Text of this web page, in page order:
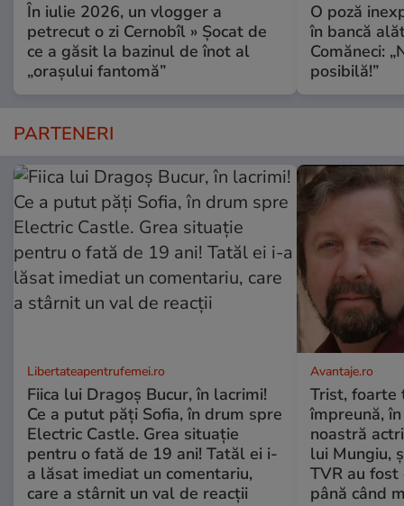
În iulie 2026, un vlogger a
petrecut o zi Cernobîl » Șocat de
ce a găsit la bazinul de înot al
„orașului fantomă”
O poză
în bancă
Comăneci:
posibilă!”
PARTENERI
Libertateapentrufemei.ro
Fiica lui Dragoș Bucur, în lacrimi!
Ce a putut păți Sofia, în drum spre
Electric Castle. Grea situație
pentru o fată de 19 ani! Tatăl ei i-
a lăsat imediat un comentariu,
care a stârnit un val de reacții
Avantaje.ro
Trist, foarte
împreună,
noastră
lui Mungiu,
TVR au
până când